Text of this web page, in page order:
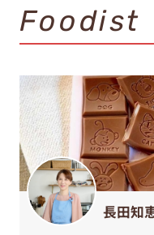
Foodist
長田知